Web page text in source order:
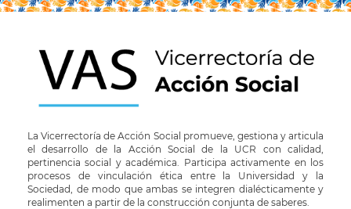
La Vicerrectoría de Acción Social promueve, gestiona y articula
el desarrollo de la Acción Social de la UCR con calidad,
pertinencia social y académica. Participa activamente en los
procesos de vinculación ética entre la Universidad y la
Sociedad, de modo que ambas se integren dialécticamente y
realimenten a partir de la construcción conjunta de saberes.